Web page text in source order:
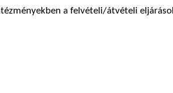
a felvételi/átvételi